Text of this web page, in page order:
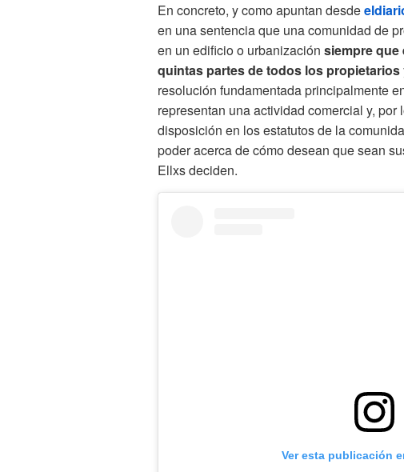
En concreto, y como apuntan desde
en una sentencia que una comunidad de
en un edificio o urbanización siempre que
quintas partes de todos los propietarios
resolución fundamentada principalmente
representan una actividad comercial y,
disposición en los estatutos de la
poder acerca de cómo desean que sean
Ellxs deciden.
Ver esta publicación